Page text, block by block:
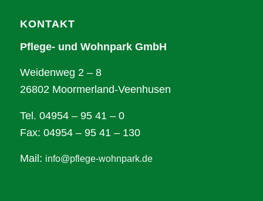
KONTAKT
Pflege- und Wohnpark GmbH
Weidenweg 2 – 8
26802 Moormerland-Veenhusen
Tel. 04954 – 95 41 – 0
Fax: 04954 – 95 41 – 130
Mail: info@pflege-wohnpark.de